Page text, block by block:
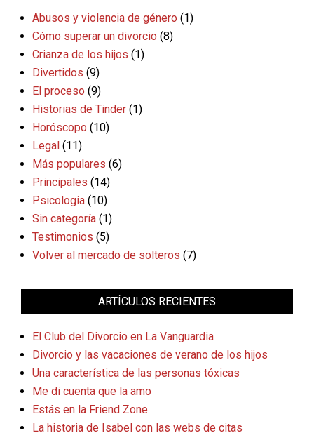
Abusos y violencia de género (1)
Cómo superar un divorcio (8)
Crianza de los hijos (1)
Divertidos (9)
El proceso (9)
Historias de Tinder (1)
Horóscopo (10)
Legal (11)
Más populares (6)
Principales (14)
Psicología (10)
Sin categoría (1)
Testimonios (5)
Volver al mercado de solteros (7)
ARTÍCULOS RECIENTES
El Club del Divorcio en La Vanguardia
Divorcio y las vacaciones de verano de los hijos
Una característica de las personas tóxicas
Me di cuenta que la amo
Estás en la Friend Zone
La historia de Isabel con las webs de citas